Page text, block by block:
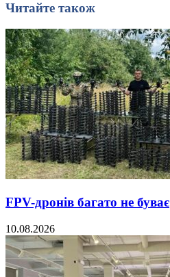
Читайте також
FPV-дронів багато не буває
10.08.2026